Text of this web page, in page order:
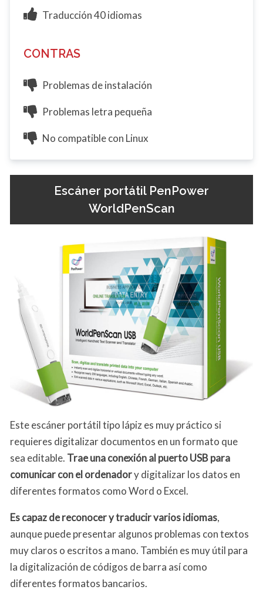
Traducción 40 idiomas
CONTRAS
Problemas de instalación
Problemas letra pequeña
No compatible con Linux
Escáner portátil PenPower
WorldPenScan
Este escáner portátil tipo lápiz es muy práctico si
requieres digitalizar documentos en un formato que
sea editable. Trae una conexión al puerto USB para
comunicar con el ordenadory digitalizar los datos en
diferentes formatos como Word o Excel.
Es capaz de reconocer y traducir varios idiomas,
aunque puede presentar algunos problemas con textos
muy claros o escritos a mano. También es muy útil para
la digitalización de códigos de barra así como
diferentes formatos bancarios.